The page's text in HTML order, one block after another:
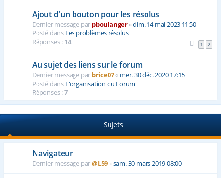
Ajout d'un bouton pour les résolus
Dernier message par pboulanger«dim. 14 mai 2023 11:50
Posté dans Les problèmes résolus
Réponses : 14 1 2
Au sujet des liens sur le forum
Dernier message par brice07« mer. 30 déc. 2020 17:15
Posté dans L'organisation du Forum
Réponses :7
Sujets
Navigateur
Dernier message par@L59«sam. 30 mars 2019 08:00